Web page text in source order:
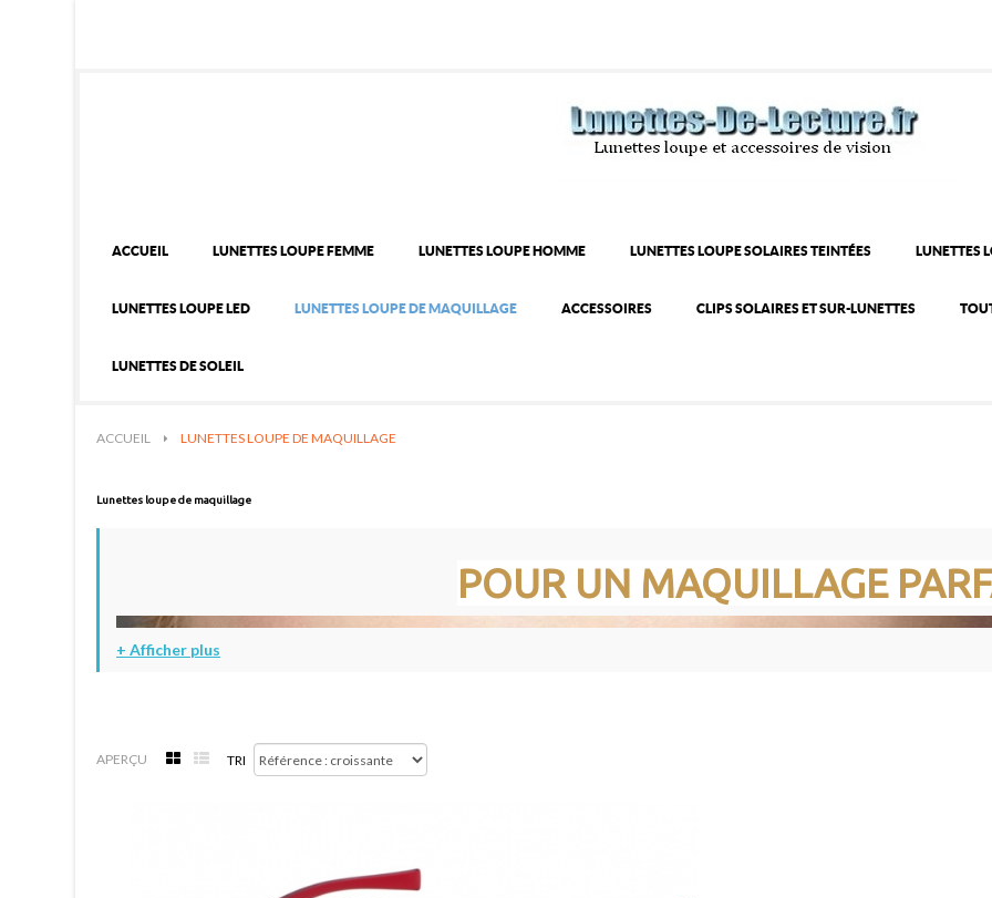
ACCUEIL LUNETTES LOUPE FEMME LUNETTES LOUPE HOMME LUNETTES LOUPE SOLAIRES TEINTÉES LUNETTES
LUNETTES LOUPE LED LUNETTES LOUPE DE MAQUILLAGE ACCESSOIRES CLIPS SOLAIRES ET SUR-LUNETTES
LUNETTES DE SOLEIL
ACCUEIL > LUNETTES LOUPE DE MAQUILLAGE
Lunettes loupe de maquillage
POUR UN MAQUILLAGE
+ Afficher plus
APERÇU TRI